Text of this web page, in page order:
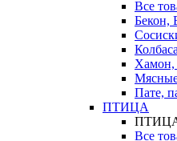
Все
Бекон,
Колбаса
Хамон,
Пате,
ПТИЦА
Все